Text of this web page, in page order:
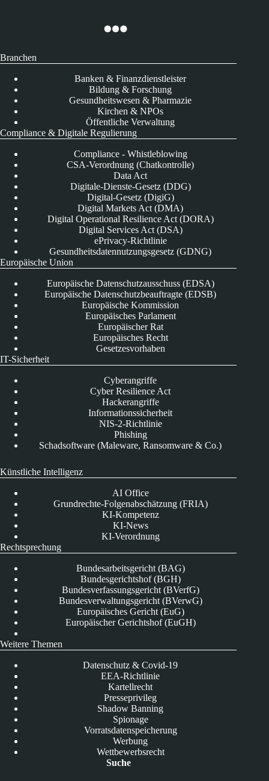
Branchen
Banken & Finanzdienstleister
Bildung & Forschung
Gesundheitswesen & Pharmazie
Kirchen & NPOs
Öffentliche Verwaltung
Compliance & Digitale Regulierung
Compliance - Whistleblowing
CSA-Verordnung (Chatkontrolle)
Data Act
Digitale-Dienste-Gesetz (DDG)
Digital-Gesetz (DigiG)
Digital Markets Act (DMA)
Digital Operational Resilience Act (DORA)
Digital Services Act (DSA)
ePrivacy-Richtlinie
Gesundheitsdatennutzungsgesetz (GDNG)
Europäische Union
Europäische Datenschutzausschuss (EDSA)
Europäische Datenschutzbeauftragte (EDSB)
Europäische Kommission
Europäisches Parlament
Europäischer Rat
Europäisches Recht
Gesetzesvorhaben
IT-Sicherheit
Cyberangriffe
Cyber Resilience Act
Hackerangriffe
Informationssicherheit
NIS-2-Richtlinie
Phishing
Schadsoftware (Maleware, Ransomware & Co.)
Künstliche Intelligenz
AI Office
Grundrechte-Folgenabschätzung (FRIA)
KI-Kompetenz
KI-News
KI-Verordnung
Rechtsprechung
Bundesarbeitsgericht (BAG)
Bundesgerichtshof (BGH)
Bundesverfassungsgericht (BVerfG)
Bundesverwaltungsgericht (BVerwG)
Europäisches Gericht (EuG)
Europäischer Gerichtshof (EuGH)
Weitere Themen
Datenschutz & Covid-19
EEA-Richtlinie
Kartellrecht
Presseprivileg
Shadow Banning
Spionage
Vorratsdatenspeicherung
Werbung
Wettbewerbsrecht
Suche